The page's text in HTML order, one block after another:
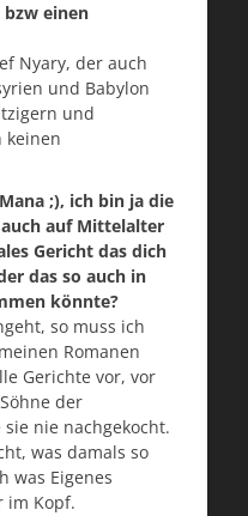
einen
Nyary, der auch
und Babylon
und
keinen
;), ich bin ja die
auf Mittelalter
Gericht das dich
das so auch in
könnte?
so muss ich
Romanen
Gerichte vor, vor
der
nie nachgekocht.
was damals so
was Eigenes
im Kopf.